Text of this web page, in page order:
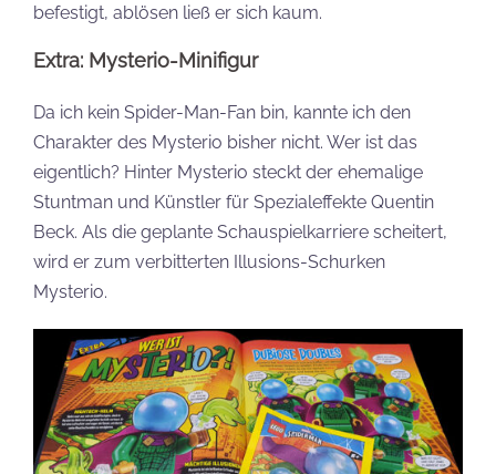
befestigt, ablösen ließ er sich kaum.
Extra: Mysterio-Minifigur
Da ich kein Spider-Man-Fan bin, kannte ich den
Charakter des Mysterio bisher nicht. Wer ist das
eigentlich? Hinter Mysterio steckt der ehemalige
Stuntman und Künstler für Spezialeffekte Quentin
Beck. Als die geplante Schauspielkarriere scheitert,
wird er zum verbitterten Illusions-Schurken
Mysterio.